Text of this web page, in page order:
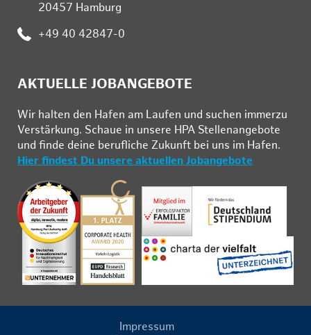
20457 Hamburg
: +49 40 42847-0
AKTUELLE JOBANGEBOTE
Wir hal­ten den Ha­fen am Lau­fen und su­chen im­mer­zu
Ver­stär­kung. Schau­e in un­se­re HPA Stel­len­an­ge­bo­te
und fin­de deine be­ruf­li­che Zu­kunft bei uns im Ha­fen.
Hier findest Du unsere aktuellen Jobangebote
Impressum